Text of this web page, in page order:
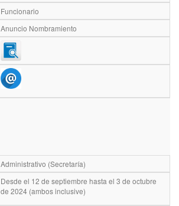
Funcionario
Anuncio Nombramiento
Administrativo (Secretaría)
Desde el 12 de septiembre hasta el 3 de octubre
de 2024 (ambos inclusive)